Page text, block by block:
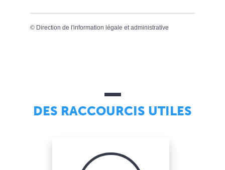
© Direction de l'information légale et administrative
DES RACCOURCIS UTILES